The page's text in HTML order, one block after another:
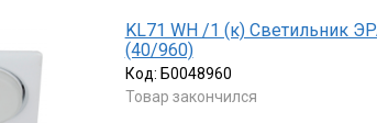
KL71 WH /1 (к) Светильник
(40/960)
Код: Б0048960
Товар закончился